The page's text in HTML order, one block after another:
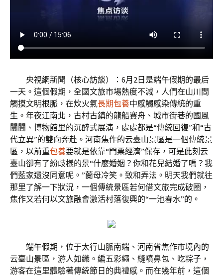
央視網新聞（核心訪談）：6月2日是端午假期的最后
一天。這個假期，全國文旅市場熱度不減，人們在山川間
觸摸文明根脈，在炊火氣長期包養中感觸感染傳統的重
生。年夜江南北，古村古鎮的龍船賽舟、城市街巷的國風
闤闠、博物館里的沉醉式展演，處處都是“傳統回復”和“古
代立異”的雙向奔赴。河南焦作的云臺山景區是一個傳統景
區，以前重包養要就是依靠“門票經濟”保存，可是此刻云
臺山卻有了紛歧樣的景“什麼婚姻？你和花兒結婚了嗎？我
們藍家還沒同意呢。”蘭母冷笑。致和弄法。明天我們就往
那里了解一下狀況，一個傳統景區若何借文旅完成破圈，
焦作又若何以文旅融會激活村落復興的“一池春水”的。
端午假期，位于太行山脈南端、河南省焦作市境內的
云臺山景區，游人如織。編五彩繩、縫噴鼻包、吃粽子，
游客在這里體驗著傳統節日的典禮感。而在幾年前，這個